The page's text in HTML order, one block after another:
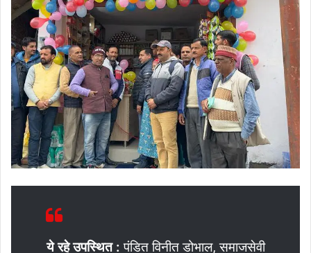
ये रहे उपस्थित : पंडित विनीत डोभाल, समाजसेवी